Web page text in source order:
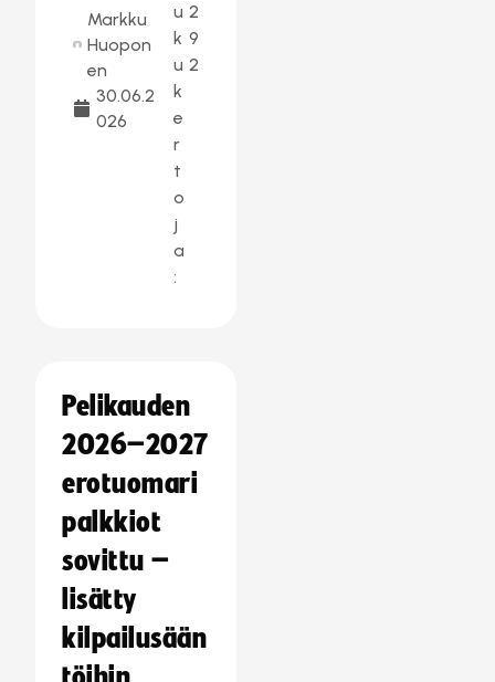
Markku
Huopon
en
30.06.2
026
u
k
u
k
e
r
t
o
j
a
:
2
9
2
Pelikauden
2026–2027
erotuomari
palkkiot
sovittu –
lisätty
kilpailusään